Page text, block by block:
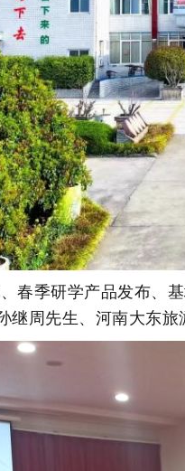
春季研学产品发布、
周先生、河南大东